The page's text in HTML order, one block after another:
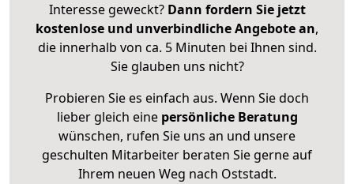
Interesse geweckt? Dann fordern Sie jetzt
kostenlose und unverbindliche Angebote an,
die innerhalb von ca. 5 Minuten bei Ihnen sind.
Sie glauben uns nicht?
Probieren Sie es einfach aus. Wenn Sie doch
lieber gleich eine persönliche Beratung
wünschen, rufen Sie uns an und unsere
geschulten Mitarbeiter beraten Sie gerne auf
Ihrem neuen Weg nach Oststadt.